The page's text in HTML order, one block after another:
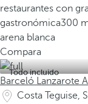
restaurantes con
gastronómica300
arena blanca
Compara
Todo incluido
Barceló Lanzarote
Costa Teguise,